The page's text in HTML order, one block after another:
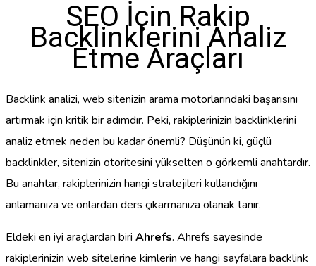
SEO İçin Rakip
Backlinklerini Analiz
Etme Araçları
Backlink analizi, web sitenizin arama motorlarındaki başarısını
artırmak için kritik bir adımdır. Peki, rakiplerinizin backlinklerini
analiz etmek neden bu kadar önemli? Düşünün ki, güçlü
backlinkler, sitenizin otoritesini yükselten o görkemli anahtardır.
Bu anahtar, rakiplerinizin hangi stratejileri kullandığını
anlamanıza ve onlardan ders çıkarmanıza olanak tanır.
Eldeki en iyi araçlardan biri Ahrefs. Ahrefs sayesinde
rakiplerinizin web sitelerine kimlerin ve hangi sayfalara backlink